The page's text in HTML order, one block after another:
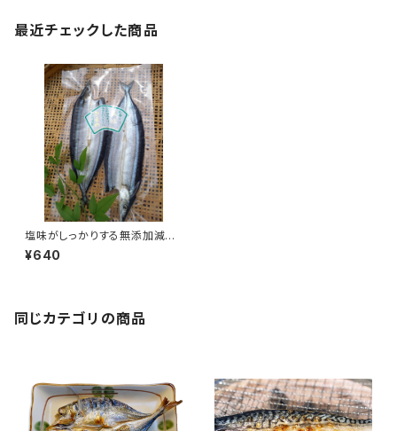
最近チェックした商品
塩味がしっかりする無添加減塩
干物サンマの開き 2枚【台湾産】
¥640
同じカテゴリの商品